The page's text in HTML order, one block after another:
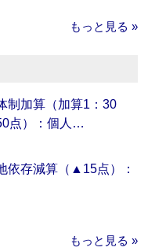
もっと見る »
制加算（加算1：30
点）：個人…
依存減算（▲15点）：
もっと見る »